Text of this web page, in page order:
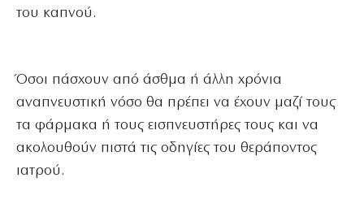
του καπνού.
Όσοι πάσχουν από άσθμα ή άλλη χρόνια
αναπνευστική νόσο θα πρέπει να έχουν μαζί τους
τα φάρμακα ή τους εισπνευστήρες τους και να
ακολουθούν πιστά τις οδηγίες του θεράποντος
ιατρού.